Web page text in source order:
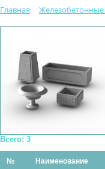
Главная Железобетонные
Всего: 3
№ Наименование